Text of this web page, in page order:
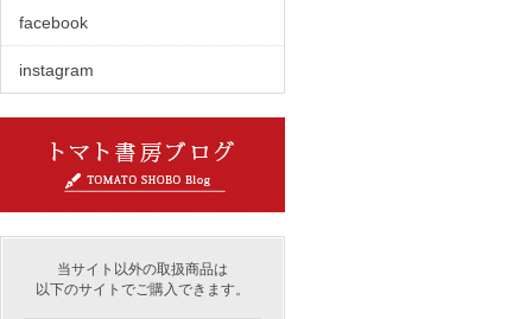
facebook
instagram
当サイト以外の取扱商品は
以下のサイトでご購入できます。